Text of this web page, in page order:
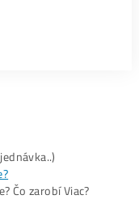
možnosť pre
viac alebo
neváhaj nás
pomôžeme vstúpiť